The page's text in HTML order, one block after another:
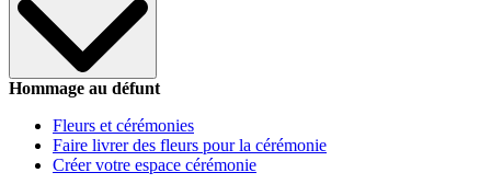
Hommage au défunt
Fleurs et cérémonies
Faire livrer des fleurs pour la cérémonie
Créer votre espace cérémonie